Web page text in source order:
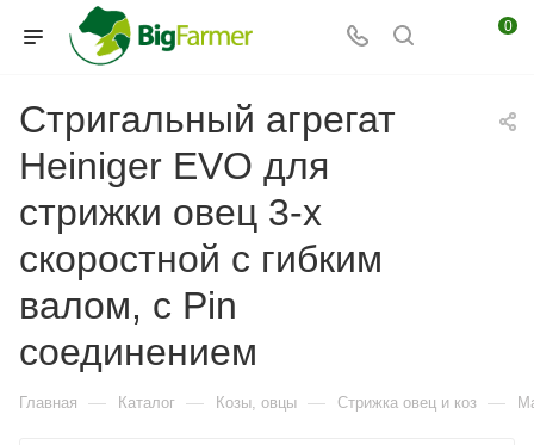
0
Стригальный агрегат
Heiniger EVO для
стрижки овец 3-х
скоростной с гибким
валом, c Pin
соединением
Главная — Каталог — Козы, овцы — Стрижка овец и коз —